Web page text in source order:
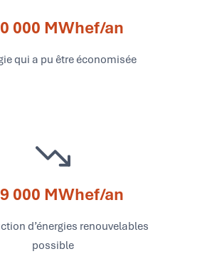
000 MWhef/an
qui a pu être économisée
000 MWhef/an
d’énergies renouvelables
possible